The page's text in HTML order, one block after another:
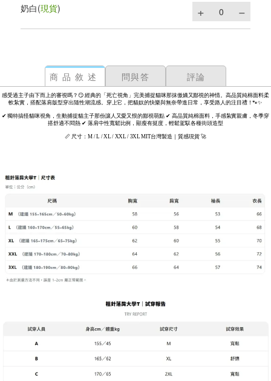
奶白(現貨)
商品敘述 問與答 評論